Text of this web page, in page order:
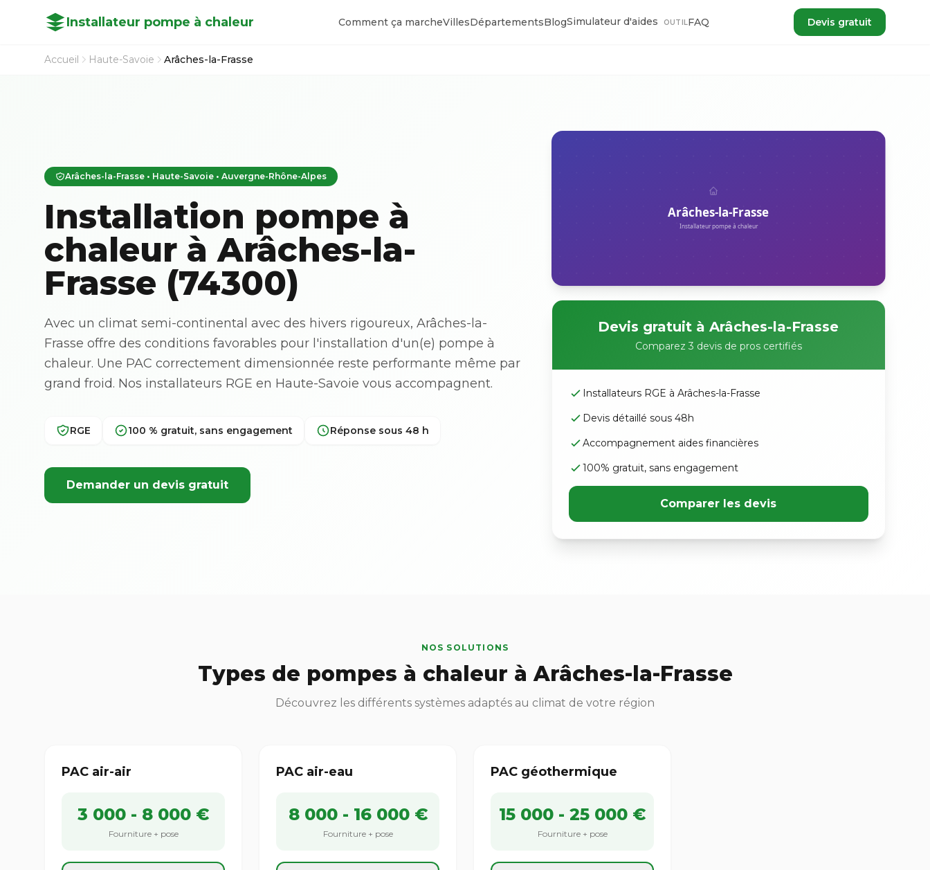
Installateur pompe à chaleur Comment ça marcheVillesDépartementsBlogSimulateur d'aides OUTILFAQ Devis gratuit
Accueil Haute-Savoie Arâches-la-Frasse
Arâches-la-Frasse • Haute-Savoie • Auvergne-Rhône-Alpes
Installation pompe à
chaleur à Arâches-la-
Frasse (74300)
Avec un climat semi-continental avec des hivers rigoureux, Arâches-la-
Frasse offre des conditions favorables pour l'installation d'un(e) pompe à
chaleur. Une PAC correctement dimensionnée reste performante même par
grand froid. Nos installateurs RGE en Haute-Savoie vous accompagnent.
RGE 100 % gratuit, sans engagement Réponse sous 48 h
Demander un devis gratuit
Devis gratuit à Arâches-la-Frasse
Comparez 3 devis de pros certifiés
Installateurs RGE à Arâches-la-Frasse
Devis détaillé sous 48h
Accompagnement aides financières
100% gratuit, sans engagement
Comparer les devis
NOS SOLUTIONS
Types de pompes à chaleur à Arâches-la-Frasse
Découvrez les différents systèmes adaptés au climat de votre région
PAC air-air
3 000 - 8 000 €
Fourniture + pose
PAC air-eau
8 000 - 16 000 €
Fourniture + pose
PAC géothermique
15 000 - 25 000 €
Fourniture + pose